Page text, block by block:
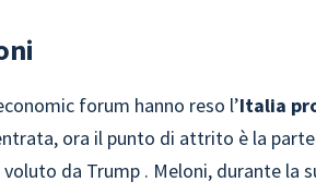
forum hanno reso l’Italia
ora il punto di attrito è la
voluto da Trump . Meloni, durante la